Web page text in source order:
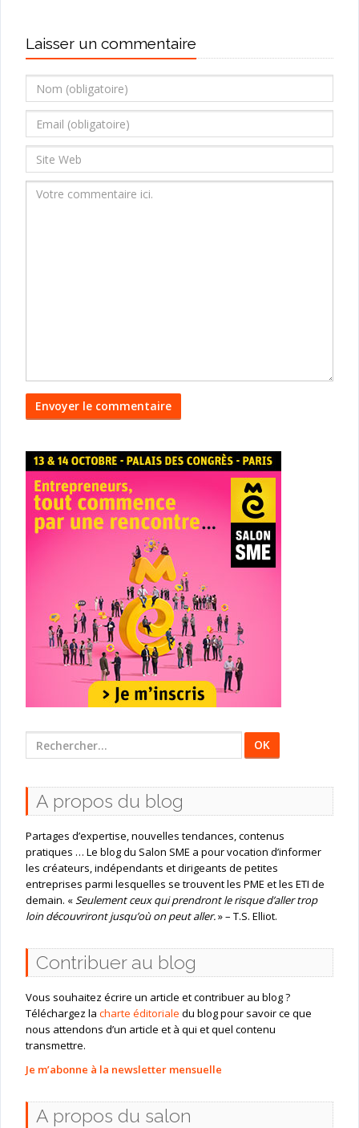
Laisser un commentaire
Rechercher
:
A propos du blog
Partages d’expertise, nouvelles tendances, contenus
pratiques … Le blog du Salon SME a pour vocation d’informer
les créateurs, indépendants et dirigeants de petites
entreprises parmi lesquelles se trouvent les PME et les ETI de
demain. «Seulement ceux qui prendront le risque d’aller trop
loin découvriront jusqu’où on peut aller.» – T.S. Elliot.
Contribuer au blog
Vous souhaitez écrire un article et contribuer au blog ?
Téléchargez la charte éditoriale du blog pour savoir ce que
nous attendons d’un article et à qui et quel contenu
transmettre.
Je m’abonne à la newsletter mensuelle
A propos du salon